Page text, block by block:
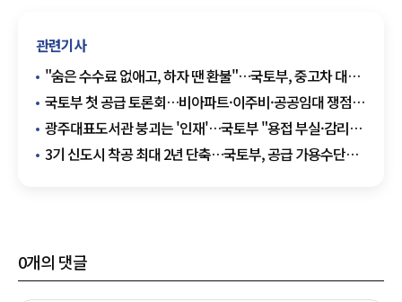
관련기사
"숨은 수수료 없애고, 하자 땐 환불"…국토부, 중고차 대책
발표
국토부 첫 공급 토론회…비아파트·이주비·공공임대 쟁점
부상
광주대표도서관 붕괴는 '인재'…국토부 "용접 부실·감리
소홀 확인"
3기 신도시 착공 최대 2년 단축…국토부, 공급 가용수단
0개의 댓글